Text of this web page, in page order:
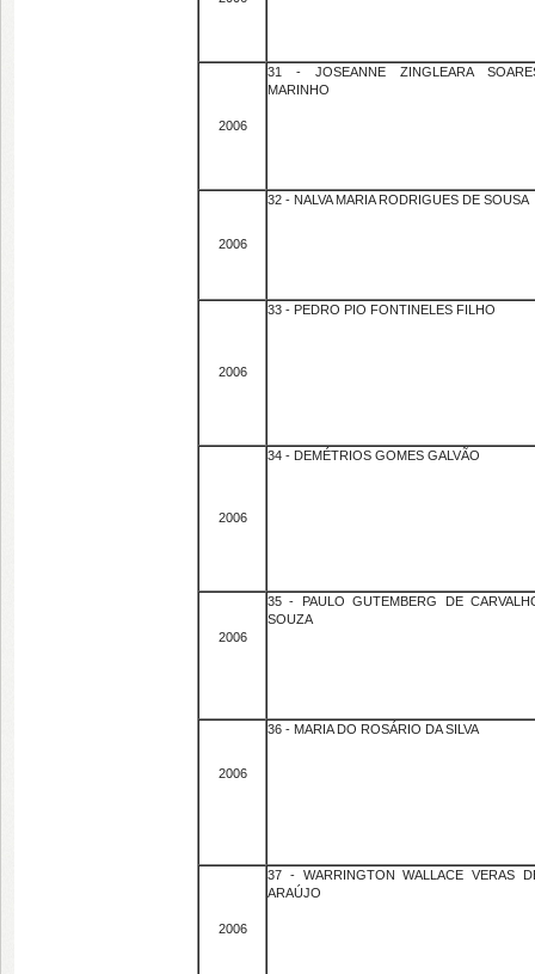
2006
31 - JOSEANNE ZINGLEARA
MARINHO
2006
32 - NALVA MARIA RODRIGUES DE SOUSA
2006
33 - PEDRO PIO FONTINELES FILHO
2006
34 - DEMÉTRIOS GOMES GALVÃO
2006
35 - PAULO GUTEMBERG DE
SOUZA
2006
36 - MARIA DO ROSÁRIO DA SILVA
2006
37 - WARRINGTON WALLACE VERAS
ARAÚJO